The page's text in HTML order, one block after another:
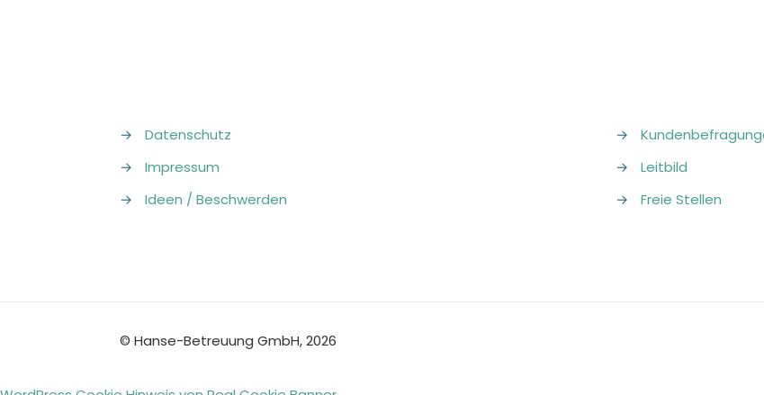
→
Datenschutz
→
Impressum
→
Ideen / Beschwerden
→
→
Leitbild
→
Freie Stellen
© Hanse-Betreuung GmbH, 2026